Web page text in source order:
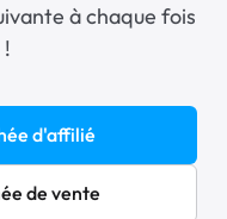
à chaque fois
d'affilié
de vente